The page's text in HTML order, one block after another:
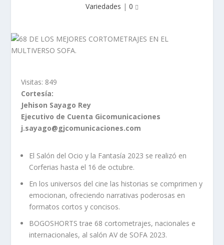
Variedades | 0
Visitas: 849
Cortesía:
Jehison Sayago Rey
Ejecutivo de Cuenta Gicomunicaciones
j.sayago@gjcomunicaciones.com
El Salón del Ocio y la Fantasía 2023 se realizó en
Corferias hasta el 16 de octubre.
En los universos del cine las historias se comprimen y
emocionan, ofreciendo narrativas poderosas en
formatos cortos y concisos.
BOGOSHORTS trae 68 cortometrajes, nacionales e
internacionales, al salón AV de SOFA 2023.